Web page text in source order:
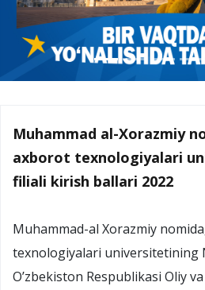
Muhammad al-Xorazmiy
axborot texnologiyalari
filiali kirish ballari 2022
Muhammad-al Xorazmiy
texnologiyalari universitetining
O’zbekiston Respublikasi Oliy